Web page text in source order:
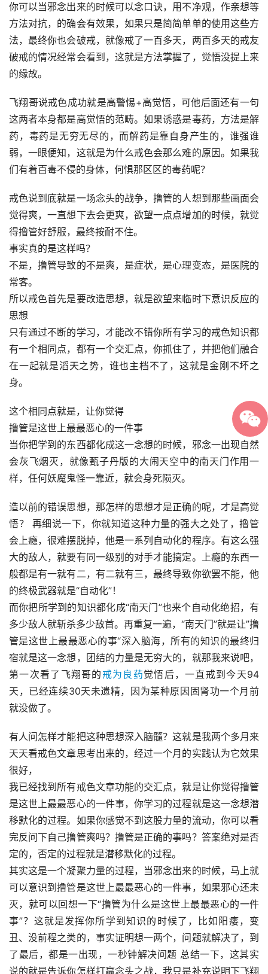
你可以当邪念出来的时候可以念口诀，用不净观，作亲想等
方法对抗，的确会有效果，如果只是简简单单的使用这些方
法，最终你也会破戒，就像戒了一百多天，两百多天的戒友
破戒的情况经常会看到，这就是方法掌握了，觉悟没提上来
的缘故。
飞翔哥说戒色成功就是高警惕+高觉悟，可他后面还有一句
这两者本身都是高觉悟的范畴。如果诱惑是毒药，方法是解
药，毒药是无穷无尽的，而解药是靠自身产生的，谁强谁
弱，一眼便知，这就是为什么戒色会那么难的原因。如果我
们有着百毒不侵的身体，何惧那区区的毒药呢？
戒色说到底就是一场念头的战争，撸管的人想到那些画面会
觉得爽，一直想下去会更爽，欲望一点点增加的时候，就觉
得撸管好舒服，最终按耐不住。
事实真的是这样吗？
不是，撸管导致的不是爽，是症状，是心理变态，是医院的
常客。
所以戒色首先是要改造思想，就是欲望来临时下意识反应的
思想
只有通过不断的学习，才能改不错你所有学习的戒色知识都
有一个相同点，都有一个交汇点，你抓住了，并把他们融合
在一起就是滔天之势，谁也主档不了，这就是金刚不坏之
身。
这个相同点就是，让你觉得
撸管是这世上最最恶心的一件事
当你把学到的东西都化成这一念想的时候，邪念一出现自然
会灰飞烟灭，就像甄子丹版的大闹天空中的南天门作用一
样，任何妖魔鬼怪一靠近，就会身死陨灭。
造以前的错误思想，那怎样的思想才是正确的呢，才是高觉
悟？ 再细说一下，你就知道这种力量的强大之处了，撸管
会上瘾，很难摆脱掉，他是一系列自动化的程序。有这么强
大的敌人，就要有同一级别的对手才能搞定。上瘾的东西一
般都是有一就有二，有二就有三，最终导致你欲罢不能，他
的终极武器就是“自动化”！
而你把所学到的知识都化成“南天门”也来个自动化绝招，有
多少敌人就斩杀多少敌首。再重复一遍，“南天门”就是让”撸
管是这世上最最恶心的事“深入脑海，所有的知识的最终归
宿就是这一念想，团结的力量是无穷大的，就那我来说吧，
第一次看了飞翔哥的 戒为良药觉悟后，一直戒到今天94
天，已经连续30天未遗精，因为某种原因固肾功一个月前
就没做了。
有人问怎样才能把这种思想深入脑髓？这就是我两个多月来
天天看戒色文章思考出来的，经过一个月的实践认为它效果
很好，
我已经找到所有戒色文章功能的交汇点，就是让你觉得撸管
是这世上最最恶心的一件事，你学习的过程就是这一念想潜
移默化的过程。如果你感觉不到这股力量的流动，你可以看
完反问下自己撸管爽吗？撸管是正确的事吗？答案绝对是否
定的，否定的过程就是潜移默化的过程。
其实这是一个凝聚力量的过程，当邪念出来的时候，马上就
可以意识到撸管是这世上最最恶心的一件事，如果邪心还未
灭，就可以回想一下“撸管为什么是这世上最最恶心的一件
事”？这就是发挥你所学到知识的时候了，比如阳痿，变
丑、没前程之类的，事实证明想一两个，问题就解决了，到
了最后，都是一出现，一秒钟解决问题 总结一下，这其实
说的就是告诉你怎样打赢念头之战，我只是补充说明下飞翔